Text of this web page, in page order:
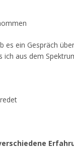
es ein Gespräch
ich aus dem